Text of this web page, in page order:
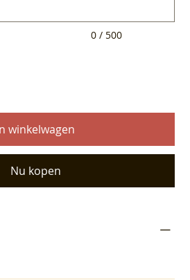
0 / 500
winkelwagen
Nu kopen